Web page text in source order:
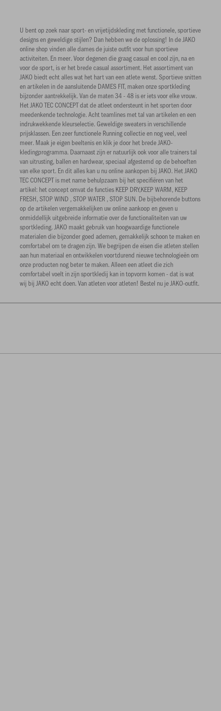
U bent op zoek naar sport- en vrijetijdskleding met functionele, sportieve
designs en geweldige stijlen? Dan hebben we de oplossing! In de JAKO
online shop vinden alle dames de juiste outfit voor hun sportieve
activiteiten. En meer. Voor degenen die graag casual en cool zijn, na en
voor de sport, is er het brede casual assortiment. Het assortiment van
JAKO biedt echt alles wat het hart van een atlete wenst. Sportieve snitten
en artikelen in de aansluitende DAMES FIT, maken onze sportkleding
bijzonder aantrekkelijk. Van de maten 34 - 48 is er iets voor elke vrouw.
Het JAKO TEC CONCEPT dat de atleet ondersteunt in het sporten door
meedenkende technologie. Acht teamlines met tal van artikelen en een
indrukwekkende kleurselectie. Geweldige sweaters in verschillende
prijsklassen. Een zeer functionele Running collectie en nog veel, veel
meer. Maak je eigen beeltenis en klik je door het brede JAKO-
kledingprogramma. Daarnaast zijn er natuurlijk ook voor alle trainers tal
van uitrusting, ballen en hardwear, speciaal afgestemd op de behoeften
van elke sport. En dit alles kan u nu online aankopen bij JAKO. Het JAKO
TEC CONCEPT is met name behulpzaam bij het specifiëren van het
artikel: het concept omvat de functies KEEP DRY,KEEP WARM, KEEP
FRESH, STOP WIND , STOP WATER , STOP SUN. De bijbehorende buttons
op de artikelen vergemakkelijken uw online aankoop en geven u
onmiddellijk uitgebreide informatie over de functionaliteiten van uw
sportkleding. JAKO maakt gebruik van hoogwaardige functionele
materialen die bijzonder goed ademen, gemakkelijk schoon te maken en
comfortabel om te dragen zijn. We begrijpen de eisen die atleten stellen
aan hun materiaal en ontwikkelen voortdurend nieuwe technologieën om
onze producten nog beter te maken. Alleen een atleet die zich
comfortabel voelt in zijn sportkledij kan in topvorm komen - dat is wat
wij bij JAKO echt doen. Van atleten voor atleten! Bestel nu je JAKO-outfit.